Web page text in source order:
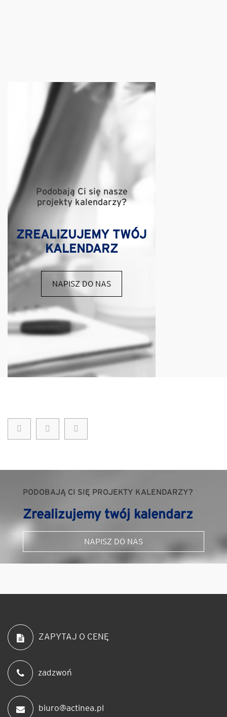
Podobają Ci się nasze
projekty kalendarzy?
ZREALIZUJEMY TWÓJ
KALENDARZ
NAPISZ DO NAS
PODOBAJĄ CI SIĘ PROJEKTY KALENDARZY?
Zrealizujemy twój kalendarz
NAPISZ DO NAS
ZAPYTAJ O CENĘ
zadzwoń
biuro@actinea.pl